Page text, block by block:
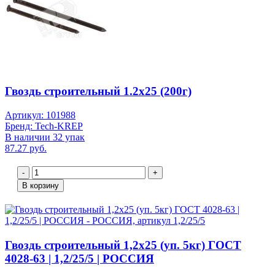
Гвоздь строительный 1.2х25 (200г)
Артикул: 101988
Бренд: Tech-KREP
В наличии 32 упак
87.27 руб.
-
+
В корзину
Гвоздь строительный 1,2х25 (уп. 5кг) ГОСТ
4028-63 | 1,2/25/5 | РОССИЯ